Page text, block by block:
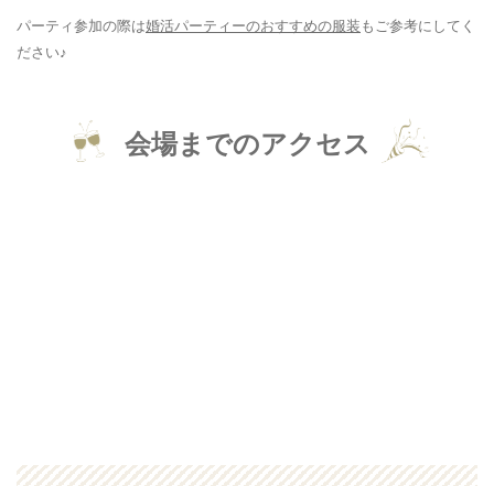
パーティ参加の際は婚活パーティーのおすすめの服装 もご参考にしてく
ださい♪
会場までのアクセス